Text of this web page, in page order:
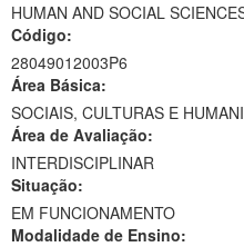
Ministério da Cidadania
Ministério da Saúde
Ministério da Ciência, Tecnologia,
Ministério do Meio Ambiente
Ministério do Turismo
HUMAN AND SOCIAL
Código:
28049012003P6
Área Básica:
SOCIAIS, CULTURAS E
Área de Avaliação:
INTERDISCIPLINAR
Situação:
EM FUNCIONAMENTO
Modalidade de Ensino: